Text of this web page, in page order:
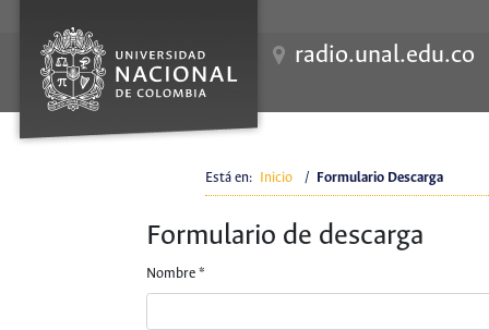
radio.unal.edu.co
Está en: Inicio / Formulario Descarga
Formulario de descarga
Nombre*